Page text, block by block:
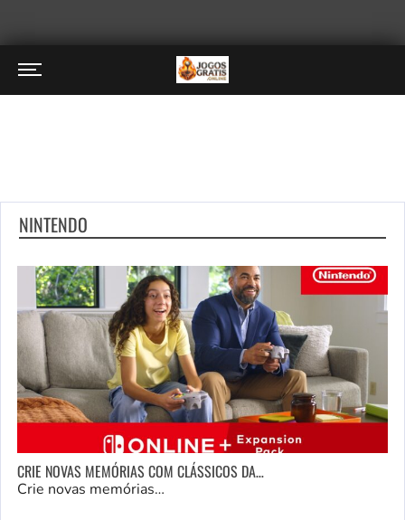
NINTENDO
CRIE NOVAS MEMÓRIAS COM CLÁSSICOS DA…
Crie novas memórias…